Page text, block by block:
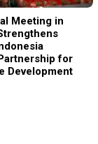
Meeting in
for
Development